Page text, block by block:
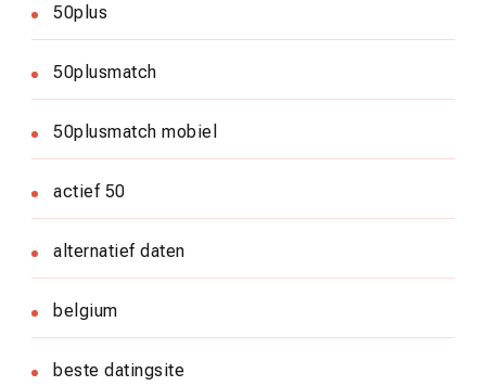
50plus
50plusmatch
50plusmatch mobiel
actief 50
alternatief daten
belgium
beste datingsite